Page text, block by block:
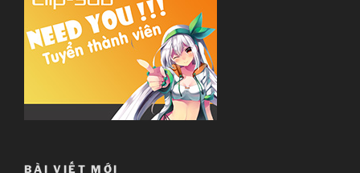
BÀI VIẾT MỚI